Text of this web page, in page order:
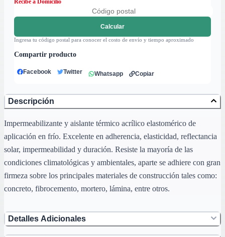
Recibe a Domicilio
Calcular
Ingresa tu código postal para conocer el costo de envío y tiempo aproximado
Compartir producto
Facebook Twitter Whatsapp Copiar
Descripción
Impermeabilizante y aislante térmico acrílico elastomérico de
aplicación en frío. Excelente en adherencia, elasticidad, reflectancia
solar, impermeabilidad y duración. Resiste la mayoría de las
condiciones climatológicas y ambientales, aparte se adhiere con gran
firmeza sobre los principales materiales de construcción tales como:
concreto, fibrocemento, mortero, lámina, entre otros.
Detalles Adicionales